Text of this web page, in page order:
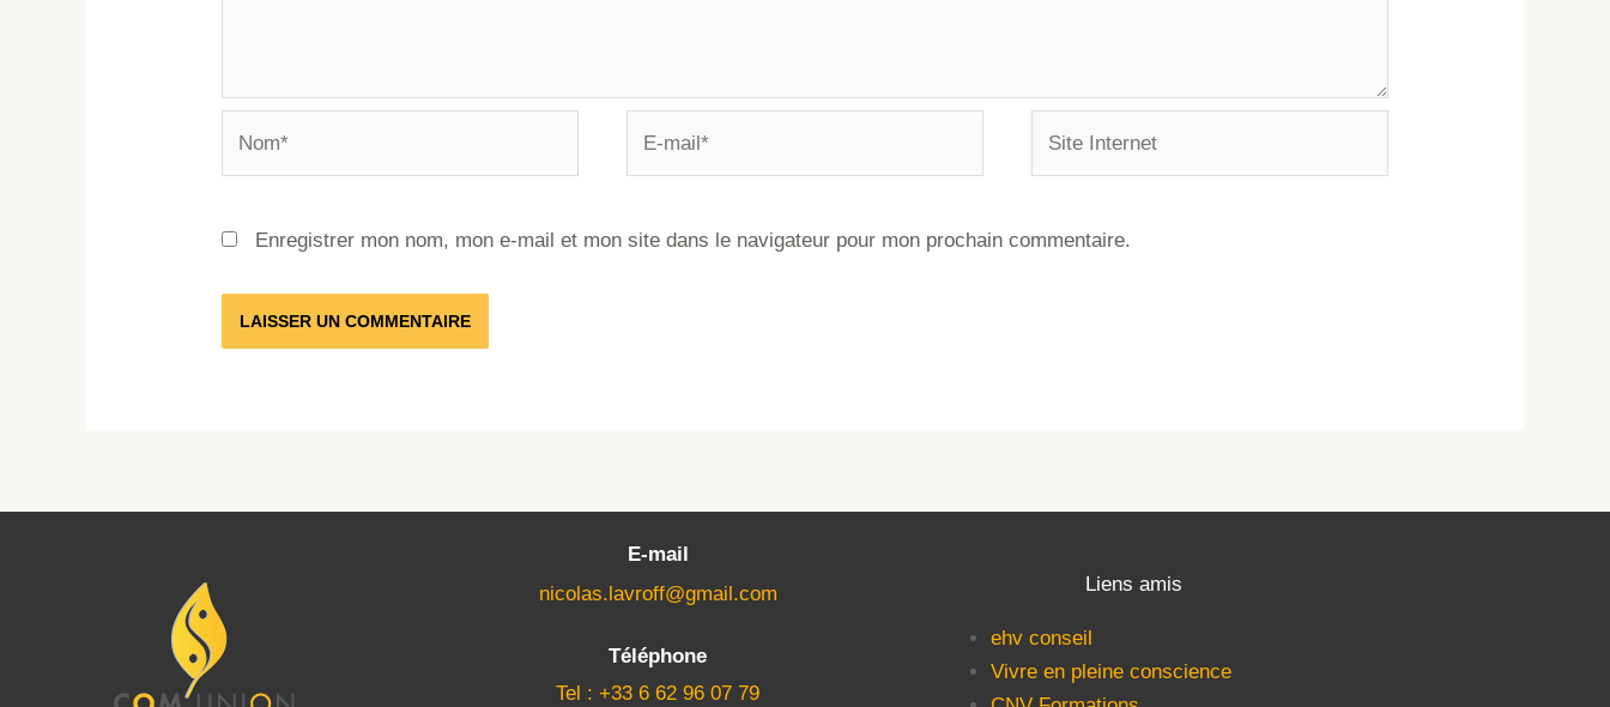
Enregistrer mon nom, mon e-mail et mon site dans le navigateur pour mon prochain commentaire.
E-mail
nicolas.lavroff@gmail.com
Téléphone
Tel : +33 6 62 96 07 79
Liens amis
ehv conseil
Vivre en pleine conscience